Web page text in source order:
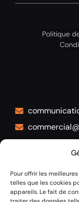
Pour offrir les
telles que les cookies
appareils. Le fait de
05 53 45 72
1 allée
Politique